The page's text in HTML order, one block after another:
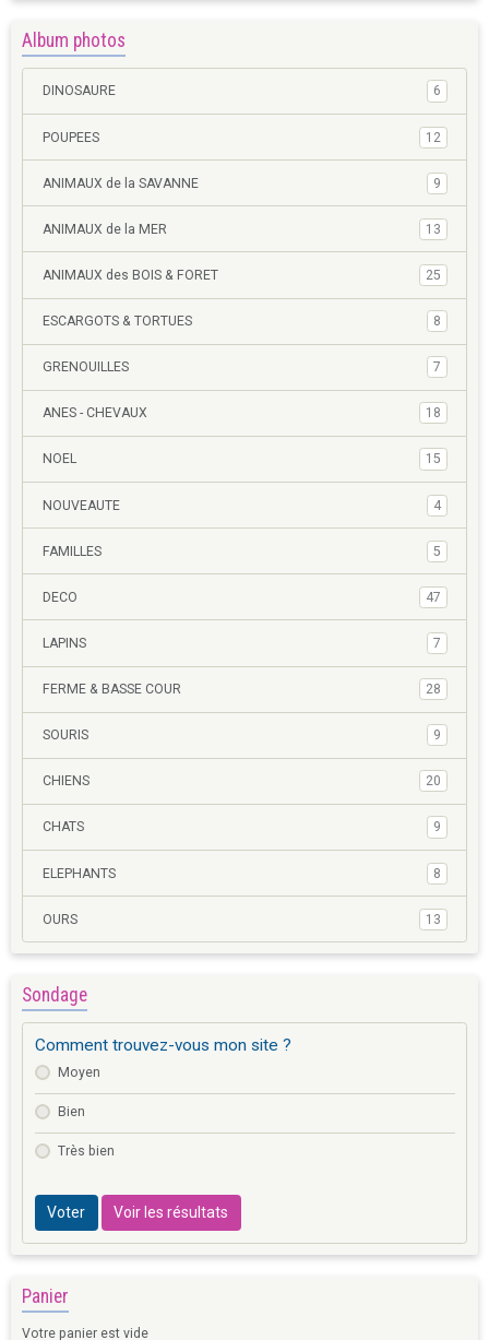
Album photos
DINOSAURE 6
POUPEES 12
ANIMAUX de la SAVANNE 9
ANIMAUX de la MER 13
ANIMAUX des BOIS & FORET 25
ESCARGOTS & TORTUES 8
GRENOUILLES 7
ANES - CHEVAUX 18
NOEL 15
NOUVEAUTE 4
FAMILLES 5
DECO 47
LAPINS 7
FERME & BASSE COUR 28
SOURIS 9
CHIENS 20
CHATS 9
ELEPHANTS 8
OURS 13
Sondage
Comment trouvez-vous mon site ?
Moyen
Bien
Très bien
Voter Voir les résultats
Panier
Votre panier est vide